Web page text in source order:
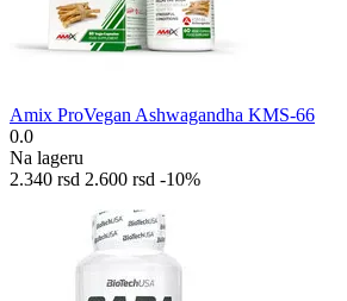
Amix ProVegan Ashwagandha KMS-66
0.0
Na lageru
2.340 rsd 2.600 rsd -10%